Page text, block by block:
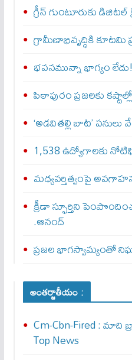
గ్రీన్ గుంటూరుకు
గ్రామీణాభివృద్ధికి కూటమి
భవనమున్నా భాగ్యం లేదు!
పిఠాపురం ప్రజలకు
‘అడవితల్లి బాట’ పనులు
1,538 ఉద్యోగాలకు
మధ్యవర్తిత్వంపై
క్రీడా స్ఫూర్తిని
.ఆనంద్
ప్రజల భాగస్వామ్యంతో
అంతర్జాతీయం :
Cm-Cbn-Fired : మాది
Top News